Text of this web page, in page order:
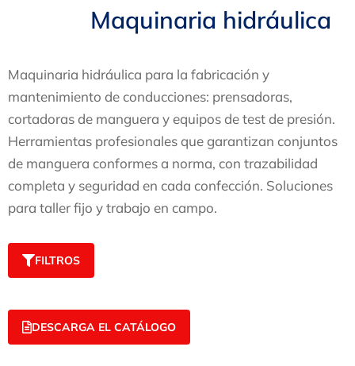
Maquinaria hidráulica
Maquinaria hidráulica para la fabricación y
mantenimiento de conducciones: prensadoras,
cortadoras de manguera y equipos de test de presión.
Herramientas profesionales que garantizan conjuntos
de manguera conformes a norma, con trazabilidad
completa y seguridad en cada confección. Soluciones
para taller fijo y trabajo en campo.
FILTROS
DESCARGA EL CATÁLOGO